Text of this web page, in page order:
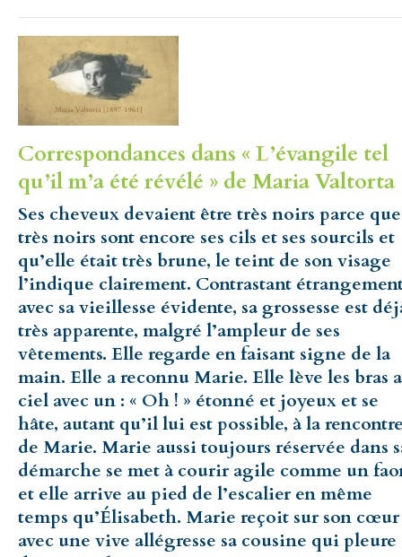
Correspondances dans « L’évangile tel
qu’il m’a été révélé » de Maria Valtorta
Ses cheveux devaient être très noirs parce que
très noirs sont encore ses cils et ses sourcils et
qu’elle était très brune, le teint de son visage
l’indique clairement. Contrastant
avec sa vieillesse évidente, sa grossesse est
très apparente, malgré l’ampleur de ses
vêtements. Elle regarde en faisant signe de la
main. Elle a reconnu Marie. Elle lève les bras
ciel avec un : « Oh ! » étonné et joyeux et se
hâte, autant qu’il lui est possible, à la
de Marie. Marie aussi toujours réservée dans
démarche se met à courir agile comme un
et elle arrive au pied de l’escalier en même
temps qu’Élisabeth. Marie reçoit sur son cœur
avec une vive allégresse sa cousine qui pleure